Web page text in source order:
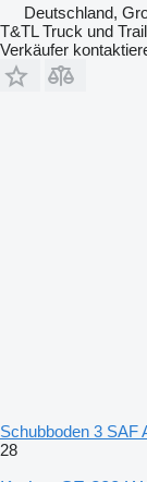
Deutschland,
T&TL Truck und
Verkäufer
Schubboden 3 SAF
28